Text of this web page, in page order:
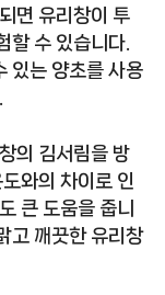
면 유리창이 투
할 수 있습니다.
있는 양초를 사용
의 김서림을 방
와의 차이로 인
큰 도움을 줍니
고 깨끗한 유리창